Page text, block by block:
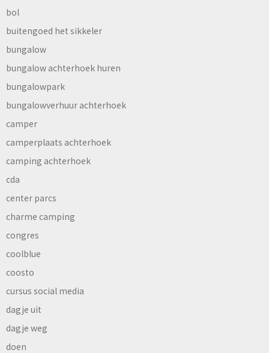
bol
buitengoed het sikkeler
bungalow
bungalow achterhoek huren
bungalowpark
bungalowverhuur achterhoek
camper
camperplaats achterhoek
camping achterhoek
cda
center parcs
charme camping
congres
coolblue
coosto
cursus social media
dagje uit
dagje weg
doen